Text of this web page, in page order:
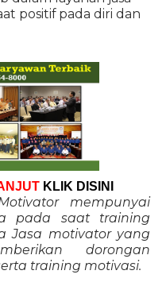
positif pada diri dan
KLIK DISINI
mempunyai
pada saat training
Jasa motivator yang
dorongan
training motivasi.